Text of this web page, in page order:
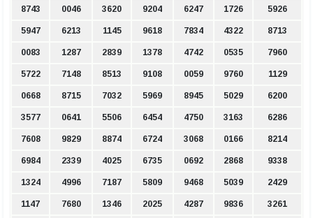
8743 0046 3620 9204 6247 1726 5926
5947 6213 1145 9618 7834 4322 8713
0083 1287 2839 1378 4742 0535 7960
5722 7148 8513 9108 0059 9760 1129
0668 8715 7032 5969 8945 5029 6200
3577 0641 5506 6454 4750 3163 6286
7608 9829 8874 6724 3068 0166 8214
6984 2339 4025 6735 0692 2868 9338
1324 4996 7187 5809 9468 5039 2429
1147 7680 1346 2025 4287 9836 3261